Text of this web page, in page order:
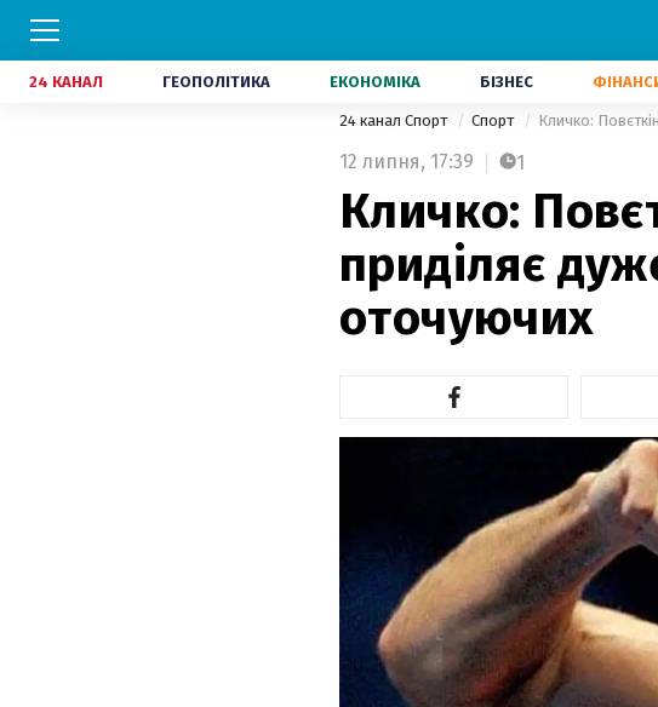
24 КАНАЛ ГЕОПОЛІТИКА ЕКОНОМІКА БІЗНЕС
24 канал Спорт Спорт Кличко:
12 липня, 17:39 1
Кличко:
приділяє
оточуючих